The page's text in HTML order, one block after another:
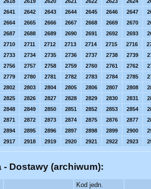
2641 2642 2643 2644 2645 2646 2647
2664 2665 2666 2667 2668 2669 2670
2687 2688 2689 2690 2691 2692 2693
2710 2711 2712 2713 2714 2715 2716
2733 2734 2735 2736 2737 2738 2739
2756 2757 2758 2759 2760 2761 2762
2779 2780 2781 2782 2783 2784 2785
2802 2803 2804 2805 2806 2807 2808
2825 2826 2827 2828 2829 2830 2831
2848 2849 2850 2851 2852 2853 2854
2871 2872 2873 2874 2875 2876 2877
2894 2895 2896 2897 2898 2899 2900
2917 2918 2919 2920 2921 2922 2923
- Dostawy (archiwum):
Kod jedn.